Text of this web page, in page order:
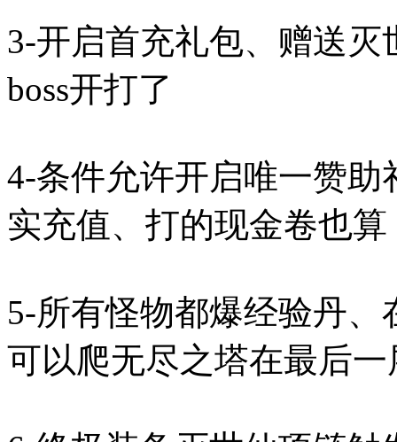
3-开启首充礼包、赠送
boss开打了
4-条件允许开启唯一赞
实充值、打的现金卷也算
5-所有怪物都爆经验丹
可以爬无尽之塔在最后